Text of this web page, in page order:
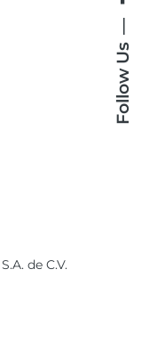
Follow Us
de C.V.